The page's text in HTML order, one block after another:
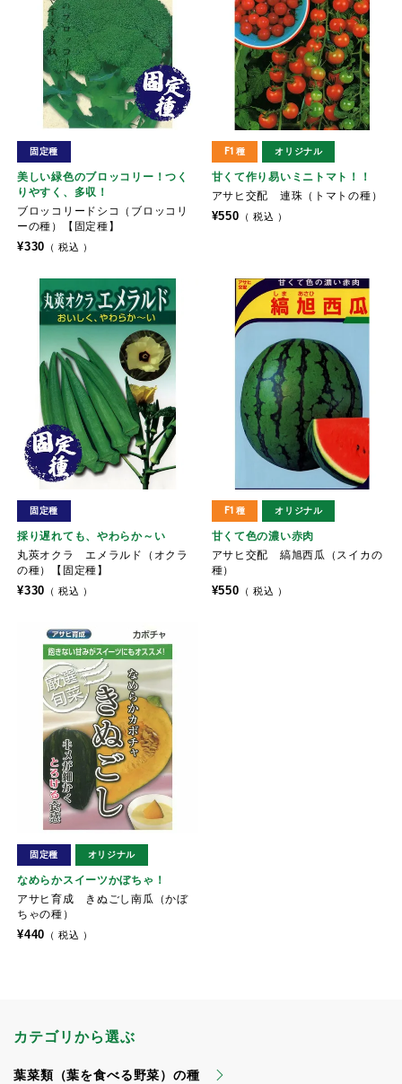
美しい緑色のブロッコリー！つく
りやすく、多収！
ブロッコリードシコ（ブロッコリ
ーの種）【固定種】
固定種
¥330 税込
甘くて作り易いミニトマト！！
アサヒ交配 連珠（トマトの種）
F1種 オリジナル
¥550 税込
採り遅れても、やわらか～い
丸莢オクラ エメラルド（オクラ
の種）【固定種】
固定種
¥330 税込
甘くて色の濃い赤肉
アサヒ交配 縞旭西瓜（スイカの
種）
F1種 オリジナル
¥550 税込
なめらかスイーツかぼちゃ！
アサヒ育成 きぬごし南瓜（かぼ
ちゃの種）
固定種 オリジナル
¥440 税込
カテゴリから選ぶ
葉菜類（葉を食べる野菜）の種